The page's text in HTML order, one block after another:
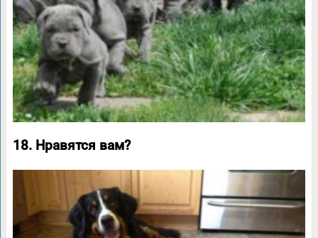
18. Нравятся вам?